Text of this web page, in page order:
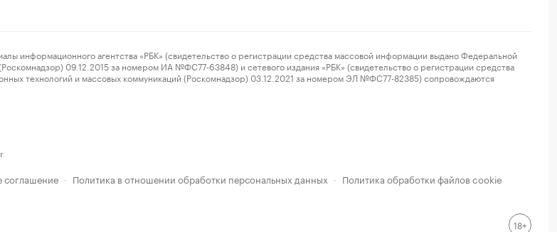
агентства «РБК» (свидетельство о регистрации средства массовой информации выдано Федеральной
09.12.2015 за номером ИА №ФС77-63848) и сетевого издания «РБК» (свидетельство о регистрации средства
технологий и массовых коммуникаций (Роскомнадзор) 03.12.2021 за номером ЭЛ №ФС77-82385) сопровождаются
соглашение · Политика в отношении обработки персональных данных · Политика обработки файлов cookie
18+